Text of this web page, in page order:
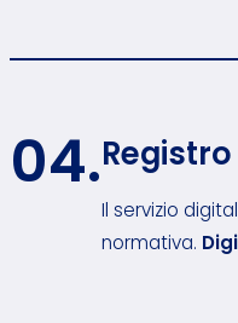
04.
Il servizio
normativa.